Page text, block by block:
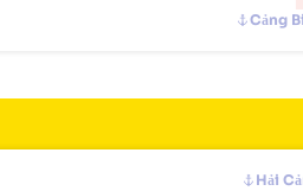
Cảng
Hải